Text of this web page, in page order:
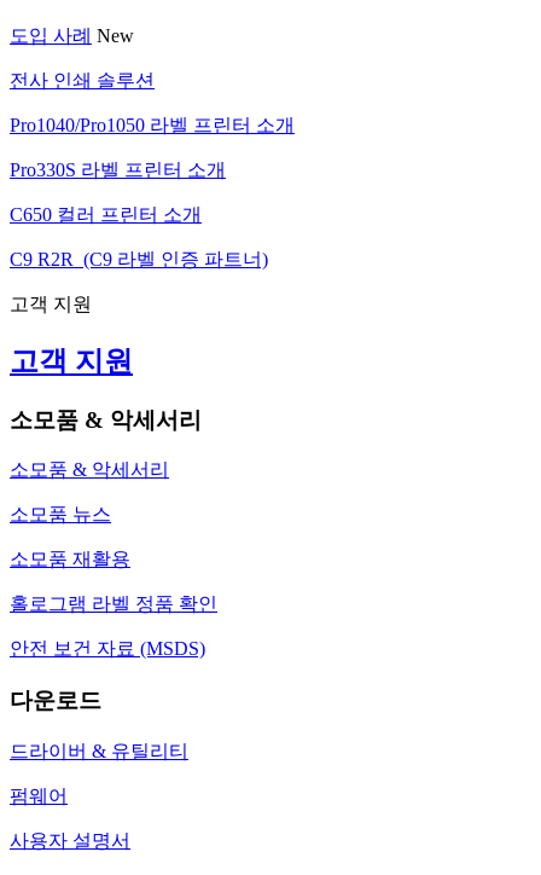
도입 사례 New
전사 인쇄 솔루션
Pro1040/Pro1050 라벨 프린터 소개
Pro330S 라벨 프린터 소개
C650 컬러 프린터 소개
C9 R2R (C9 라벨 인증 파트너)
고객 지원
고객 지원
소모품 & 악세서리
소모품 & 악세서리
소모품 뉴스
소모품 재활용
홀로그램 라벨 정품 확인
안전 보건 자료 (MSDS)
다운로드
드라이버 & 유틸리티
펌웨어
사용자 설명서